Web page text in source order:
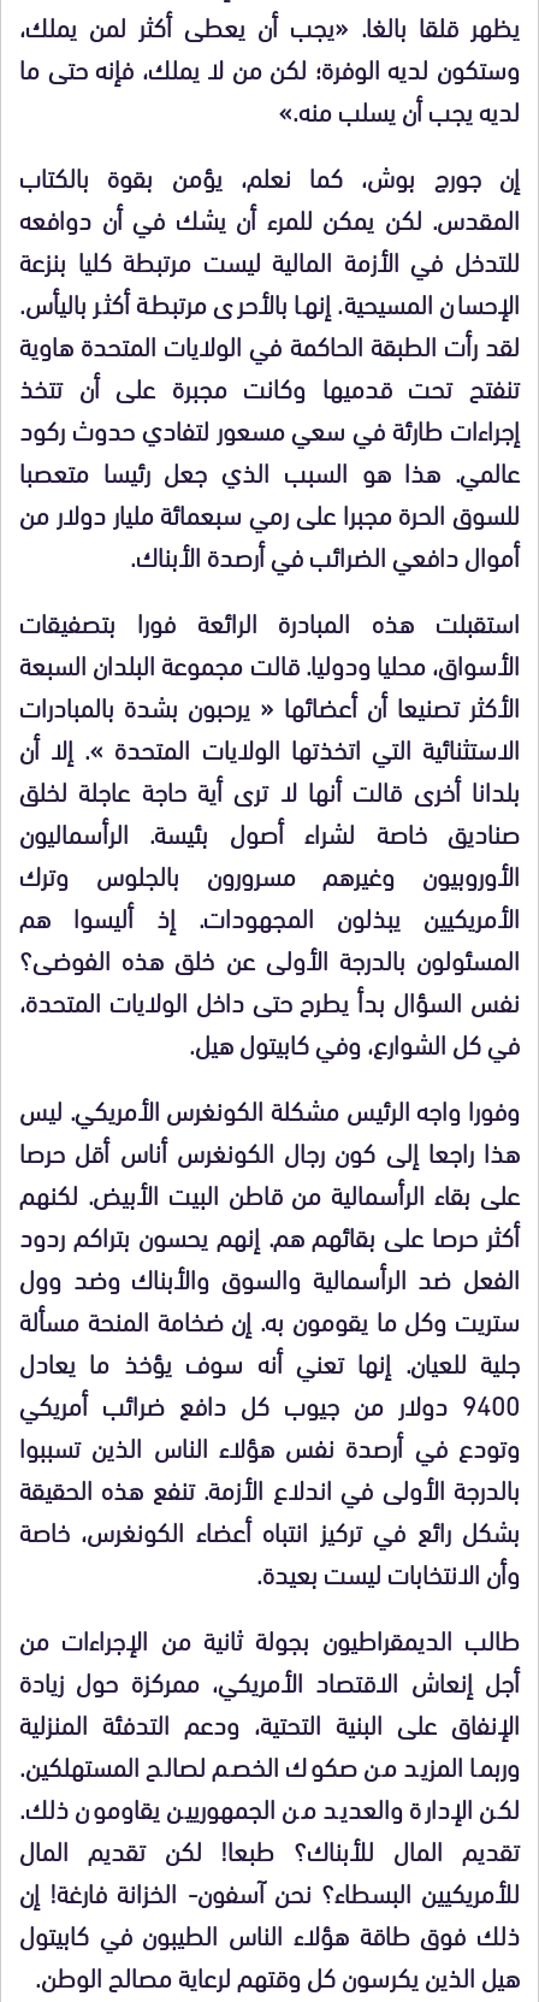
يظهر قلقا بالغا. «يجب أن يعطى أكثر لمن يملك،
وستكون لديه الوفرة؛ لكن من لا يملك، فإنه حتى ما
لديه يجب أن يسلب منه.»
إن جورج بوش، كما نعلم، يؤمن بقوة بالكتاب
المقدس. لكن يمكن للمرء أن يشك في أن دوافعه
للتدخل في الأزمة المالية ليست مرتبطة كليا بنزعة
الإحسان المسيحية. إنها بالأحرى مرتبطة أكثر باليأس.
لقد رأت الطبقة الحاكمة في الولايات المتحدة هاوية
تنفتح تحت قدميها وكانت مجبرة على أن تتخذ
إجراءات طارئة في سعي مسعور لتفادي حدوث ركود
عالمي. هذا هو السبب الذي جعل رئيسا متعصبا
للسوق الحرة مجبرا على رمي سبعمائة مليار دولار من
أموال دافعي الضرائب في أرصدة الأبناك.
استقبلت هذه المبادرة الرائعة فورا بتصفيقات
الأسواق، محليا ودوليا. قالت مجموعة البلدان السبعة
الأكثر تصنيعا أن أعضائها « يرحبون بشدة بالمبادرات
الاستثنائية التي اتخذتها الولايات المتحدة ». إلا أن
بلدانا أخرى قالت أنها لا ترى أية حاجة عاجلة لخلق
صناديق خاصة لشراء أصول بئيسة. الرأسماليون
الأوروبيون وغيرهم مسرورون بالجلوس وترك
الأمريكيين يبذلون المجهودات. إذ أليسوا هم
المسئولون بالدرجة الأولى عن خلق هذه الفوضى؟
نفس السؤال بدأ يطرح حتى داخل الولايات المتحدة،
في كل الشوارع، وفي كابيتول هيل.
وفورا واجه الرئيس مشكلة الكونغرس الأمريكي. ليس
هذا راجعا إلى كون رجال الكونغرس أناس أقل حرصا
على بقاء الرأسمالية من قاطن البيت الأبيض. لكنهم
أكثر حرصا على بقائهم هم. إنهم يحسون بتراكم ردود
الفعل ضد الرأسمالية والسوق والأبناك وضد وول
ستريت وكل ما يقومون به. إن ضخامة المنحة مسألة
جلية للعيان. إنها تعني أنه سوف يؤخذ ما يعادل
9400 دولار من جيوب كل دافع ضرائب أمريكي
وتودع في أرصدة نفس هؤلاء الناس الذين تسببوا
بالدرجة الأولى في اندلاع الأزمة. تنفع هذه الحقيقة
بشكل رائع في تركيز انتباه أعضاء الكونغرس، خاصة
وأن الانتخابات ليست بعيدة.
طالب الديمقراطيون بجولة ثانية من الإجراءات من
أجل إنعاش الاقتصاد الأمريكي، ممركزة حول زيادة
الإنفاق على البنية التحتية، ودعم التدفئة المنزلية
وربما المزيد من صكوك الخصم لصالح المستهلكين.
لكن الإدارة والعديد من الجمهوريين يقاومون ذلك.
تقديم المال للأبناك؟ طبعا! لكن تقديم المال
للأمريكيين البسطاء؟ نحن آسفون- الخزانة فارغة! إن
ذلك فوق طاقة هؤلاء الناس الطيبون في كابيتول
هيل الذين يكرسون كل وقتهم لرعاية مصالح الوطن.